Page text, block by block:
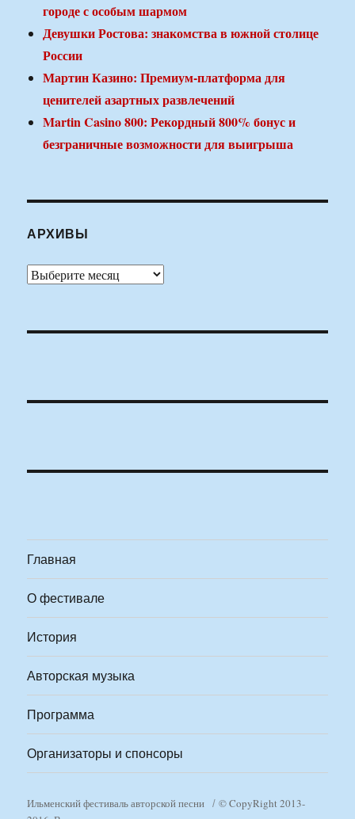
городе с особым шармом
Девушки Ростова: знакомства в южной столице
России
Мартин Казино: Премиум-платформа для
ценителей азартных развлечений
Martin Casino 800: Рекордный 800% бонус и
безграничные возможности для выигрыша
АРХИВЫ
Архивы
Главная
О фестивале
История
Авторская музыка
Программа
Организаторы и спонсоры
Ильменский фестиваль авторской песни
© CopyRight 2013-